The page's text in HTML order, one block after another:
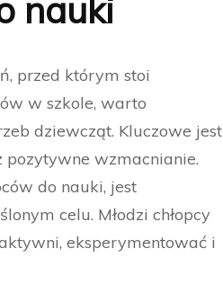
nauki
przed którym stoi
w szkole, warto
dziewcząt. Kluczowe jest
wzmacnianie.
do nauki, jest
celu. Młodzi chłopcy
eksperymentować i